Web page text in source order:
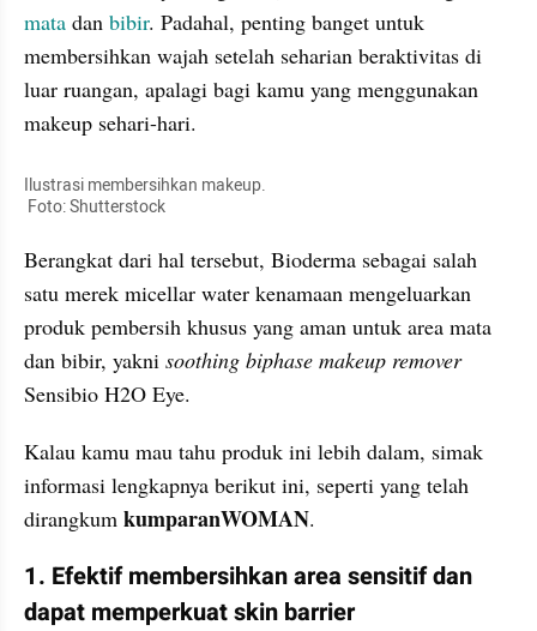
mata dan bibir. Padahal, penting banget untuk
membersihkan wajah setelah seharian beraktivitas di
luar ruangan, apalagi bagi kamu yang menggunakan
makeup sehari-hari.
Ilustrasi membersihkan makeup.
Foto: Shutterstock
Berangkat dari hal tersebut, Bioderma sebagai salah
satu merek micellar water kenamaan mengeluarkan
produk pembersih khusus yang aman untuk area mata
dan bibir, yakni soothing biphase makeup remover
Sensibio H2O Eye.
Kalau kamu mau tahu produk ini lebih dalam, simak
informasi lengkapnya berikut ini, seperti yang telah
dirangkum kumparanWOMAN.
1. Efektif membersihkan area sensitif dan
dapat memperkuat skin barrier